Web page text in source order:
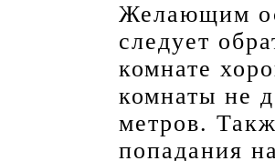
Желающим
следует
комнате
комнаты не
метров.
попадания